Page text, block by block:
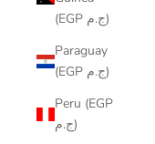
(EGP ج.م)
Paraguay
(EGP ج.م)
Peru (EGP
ج.م)